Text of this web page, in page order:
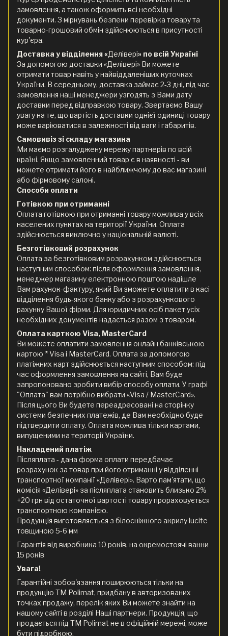
замовлення, а також оформить всі необхідні
документи. З міркувань безпеки перевірка товару та
товарно-грошовий обмін здійснюються в присутності
кур'єра.
Доставка у відділення «Делівері» по всій Україні
За допомогою доставки «Делівері» Ви можете
отримати товар навіть у найвіддаленіших куточках
України. В середньому, доставка займає 2-3 дні, під час
замовлення наші менеджери узгодять з Вами дату
доставки перед відправкою товару. Звертаємо Вашу
увагу на те, що вартість доставки однієї одиниці товару
може варіюватися в залежності від ваги і габаритів.
Самовивіз зі складу магазина
Ми маємо розгалуджену мережу партнерів по всій
країні. Якщо замовленний товар є в наявності - ви
можете отримати його в найближчому до вас магазині
або фірмовому салоні.
Способи оплати
Готівкою при отриманні
Оплата готівкою при отриманні товару можлива у всіх
населених пунктах на території України. Оплата
здійснюється виключно у національній валюті.
Безготівковий розрахунок
Оплата за безготівковим розрахунком здійснюється
наступним способом: після оформлення замовлення,
менеджер магазину електронною поштою надішле
Вам рахунок-фактуру, який Ви зможете оплатити в касі
відділення будь-якого банку або з розрахункового
рахунку Вашої фірми. Для юридичних осіб пакет усіх
необхідних документів надається разом з товаром.
Оплата карткою Visa, MasterCard
Ви можете оплатити замовлення онлайн банківською
картою * Visa і MasterCard. Оплата за допомогою
платіжних карт здійснюється наступним способом: під
час оформлення замовлення на сайті, Вам буде
запропоновано зробити вибір способу оплати. У графі
"Оплата" вам потрібно вибрати «Visa / MasterCard».
Після цього Ви будете переадресовані на сторінку
системи безпечних платежів, де Вам необхідно буде
підтвердити оплату. Оплата можлива тільки картами,
випущеними на території України.
Накладений платіж
Післяплата - дана форма оплати передбачає
розрахунок за товар при його отриманні у відділенні
транспортної компанії «Делівері». Варто пам'ятати, що
комісія «Делівері» за післяплата становить близько 2%
+20 грн від остаточної вартості товару прораховується
транспортною компанією.
Продукція виготовляється з білосніжного акрилу lucite
товщиною 5-6 мм
Гарантія від виробника 10 років, на окремостоячі ванни
15 років
Увага!
Гарантійні зобов'язання поширюються тільки на
продукцію ТМ Polimat, придбану в авторизованих
точках продажу, перелік яких Ви можете знайти на
нашому сайті в розділі Наші партнери. Продукція, що
продається під ТМ Polimat не в офіційній мережі, може
бути підробкою.